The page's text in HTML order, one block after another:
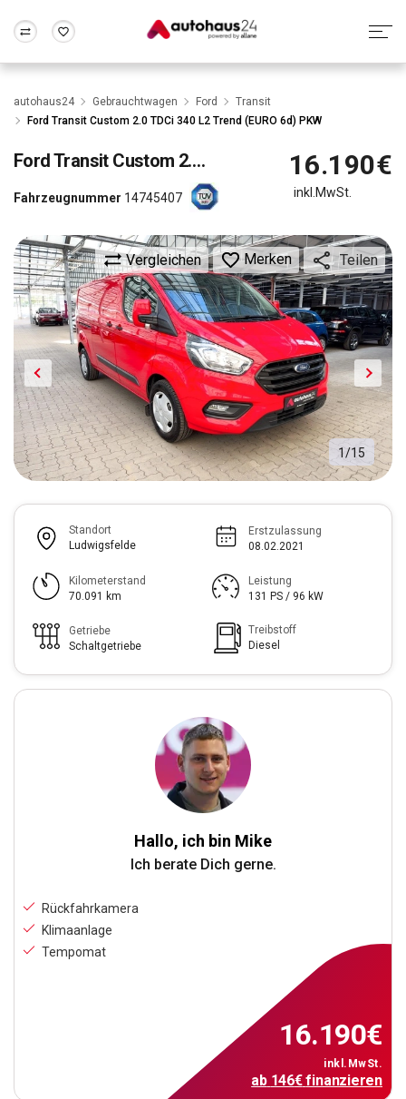
Zum Antrag
Wir bewerten dein Auto
Alle Fragen & Antworten
Rund um die Inzahlungnahme
Frankfurt Wuppertal
autohaus24 Gebrauchtwagen Ford
Transit
Ford Transit Custom 2.0 TDCi 340 L2 Trend (EURO 6d) PKW
FordTransit Custom 2.0 TDCi 340 L2 Trend (EURO 6d) PKW
Fahrzeugnummer 14745407
Vergleichen Merken Teilen
16.190€
inkl.MwSt.
1 /15
Hallo, ich bin Mike
Ich berate Dich gerne.
Rückfahrkamera
Klimaanlage
Tempomat
16.190€
inkl.MwSt.
ab 146€finanzieren
Standort
Ludwigsfelde
Erstzulassung
08.02.2021
Kilometerstand
70.091 km
Leistung
131 PS / 96 kW
Getriebe
Schaltgetriebe
Treibstoff
Diesel